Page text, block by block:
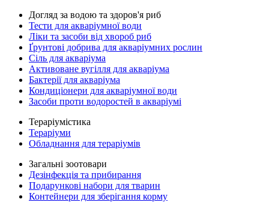
Догляд за водою та здоров'я риб
Тести для акваріумної води
Ліки та засоби від хвороб риб
Ґрунтові добрива для акваріумних рослин
Сіль для акваріума
Активоване вугілля для акваріума
Бактерії для акваріума
Кондиціонери для акваріумної води
Засоби проти водоростей в акваріумі
Тераріумістика
Тераріуми
Обладнання для тераріумів
Загальні зоотовари
Дезінфекція та прибирання
Подарункові набори для тварин
Контейнери для зберігання корму